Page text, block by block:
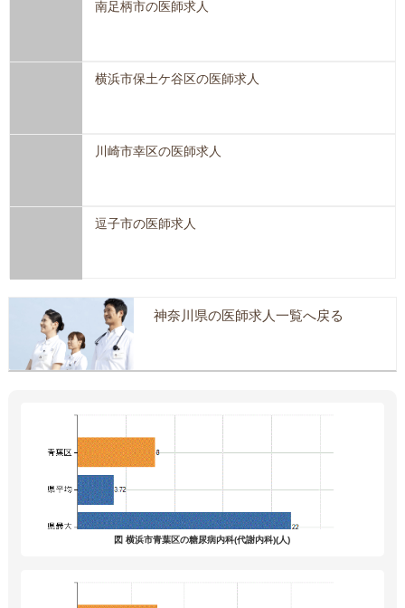
南足柄市の医師求人
横浜市保土ケ谷区の医師求人
川崎市幸区の医師求人
逗子市の医師求人
神奈川県の医師求人一覧へ戻る
図 横浜市青葉区の糖尿病内科(代謝内科)(人)